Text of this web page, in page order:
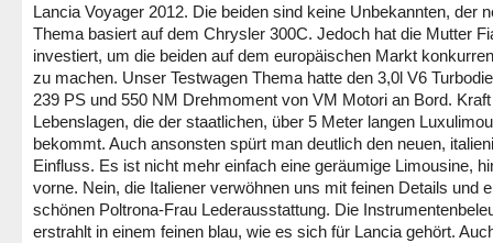
Lancia Voyager 2012. Die beiden sind keine Unbekannten, der
Thema basiert auf dem Chrysler 300C. Jedoch hat die Mutter
investiert, um die beiden auf dem europäischen Markt
zu machen. Unser Testwagen Thema hatte den 3,0l V6
239 PS und 550 NM Drehmoment von VM Motori an Bord.
Lebenslagen, die der staatlichen, über 5 Meter langen
bekommt. Auch ansonsten spürt man deutlich den neuen,
Einfluss. Es ist nicht mehr einfach eine geräumige Limousine,
vorne. Nein, die Italiener verwöhnen uns mit feinen Details und
schönen Poltrona-Frau Lederausstattung. Die
erstrahlt in einem feinen blau, wie es sich für Lancia gehört.